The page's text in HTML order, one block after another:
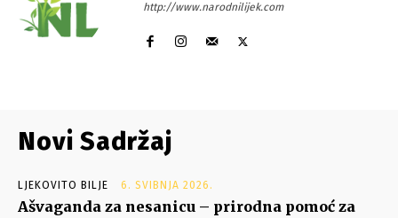
http://www.narodnilijek.com
Novi Sadržaj
LJEKOVITO BILJE 6. SVIBNJA 2026.
Ašvaganda za nesanicu – prirodna pomoć za